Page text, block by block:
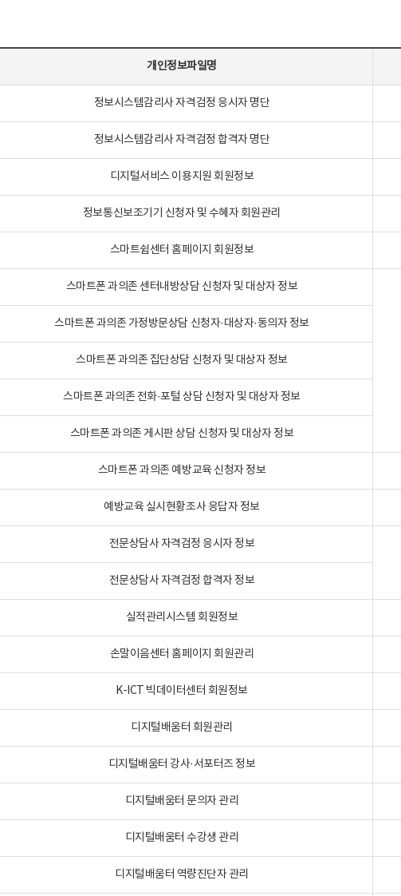
개인정보파일명
정보시스템감리사 자격검정 응시자 명단
정보시스템감리사 자격검정 합격자 명단
디지털서비스 이용지원 회원정보
정보통신보조기기 신청자 및 수혜자 회원관리
스마트쉼센터 홈페이지 회원정보
스마트폰 과의존 센터내방상담 신청자 및 대상자 정보
스마트폰 과의존 가정방문상담 신청자·대상자·동의자 정보
스마트폰 과의존 집단상담 신청자 및 대상자 정보
스마트폰 과의존 전화·포털 상담 신청자 및 대상자 정보
스마트폰 과의존 게시판 상담 신청자 및 대상자 정보
스마트폰 과의존 예방교육 신청자 정보
예방교육 실시현황조사 응답자 정보
전문상담사 자격검정 응시자 정보
전문상담사 자격검정 합격자 정보
실적관리시스템 회원정보
손말이음센터 홈페이지 회원관리
K-ICT 빅데이터센터 회원정보
디지털배움터 회원관리
디지털배움터 강사·서포터즈 정보
디지털배움터 문의자 관리
디지털배움터 수강생 관리
디지털배움터 역량진단자 관리